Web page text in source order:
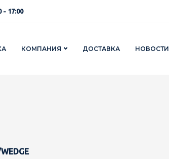
- 17:00
КОМПАНИЯ ДОСТАВКА НОВОСТИ